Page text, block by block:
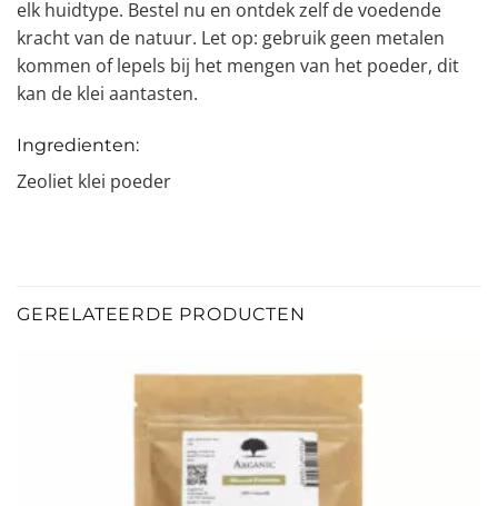
elk huidtype. Bestel nu en ontdek zelf de voedende
kracht van de natuur. Let op: gebruik geen metalen
kommen of lepels bij het mengen van het poeder, dit
kan de klei aantasten.
Ingredienten:
Zeoliet klei poeder
GERELATEERDE PRODUCTEN